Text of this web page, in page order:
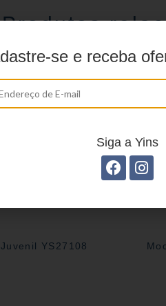
Produtos
YS27108
se e receba
Siga a Yins